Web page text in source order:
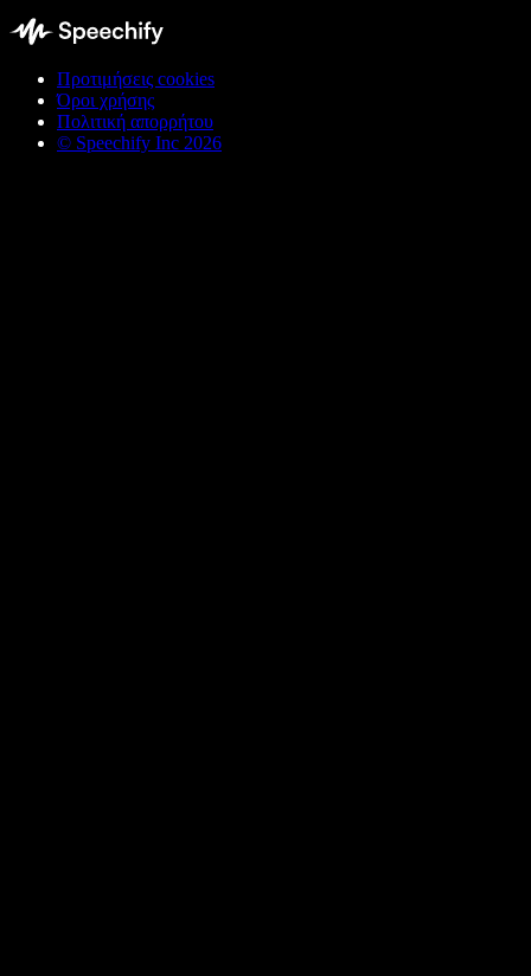
Προτιμήσεις cookies
Όροι χρήσης
Πολιτική απορρήτου
© Speechify Inc 2026